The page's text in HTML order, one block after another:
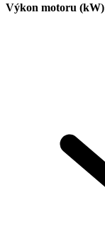
Výkon motoru (kW)